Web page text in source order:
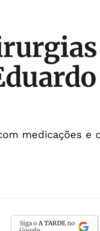
medicações e
Siga o A TARDE no